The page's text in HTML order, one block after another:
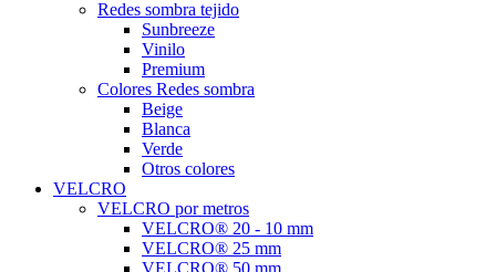
Redes sombra tejido
Sunbreeze
Vinilo
Premium
Colores Redes sombra
Beige
Blanca
Verde
Otros colores
VELCRO
VELCRO por metros
VELCRO® 20 - 10 mm
VELCRO® 25 mm
VELCRO® 50 mm